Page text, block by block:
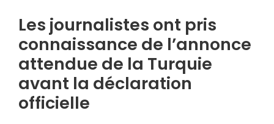
Les journalistes ont pris
connaissance de l’annonce
attendue de la Turquie
avant la déclaration
officielle